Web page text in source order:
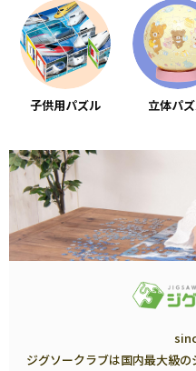
子供用パズル 立体パ
ジグソークラブは国内最大級